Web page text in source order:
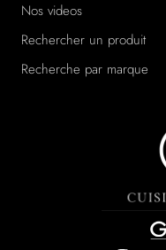
Nos videos
Rechercher un produit
Recherche par marque